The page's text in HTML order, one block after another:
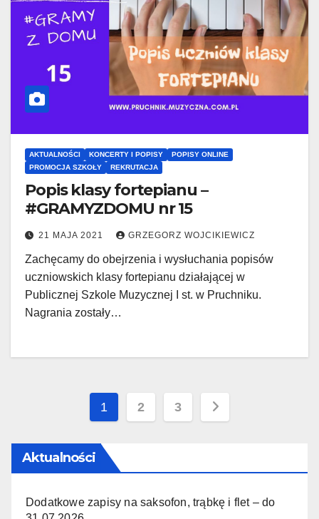
AKTUALNOŚCI KONCERTY I POPISY
POPISY ONLINE
PROMOCJA SZKOŁY
REKRUTACJA
Popis klasy fortepianu –
#GRAMYZDOMU nr 15
21 MAJA 2021 GRZEGORZ WOJCIKIEWICZ
Zachęcamy do obejrzenia i wysłuchania popisów
uczniowskich klasy fortepianu działającej w
Publicznej Szkole Muzycznej I st. w Pruchniku.
Nagrania zostały…
Stronicowanie
wpisów
1 2 3
Aktualności
Dodatkowe zapisy na saksofon, trąbkę i flet – do